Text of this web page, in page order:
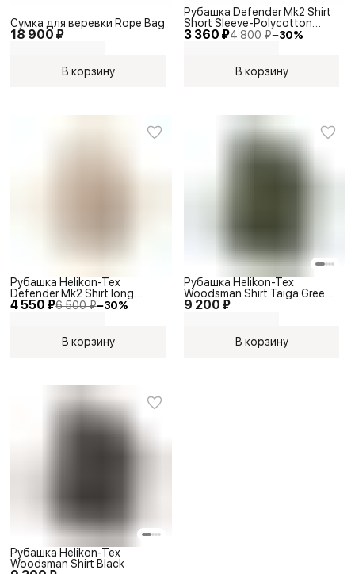
18 900 ₽
Сумка для веревки Rope Bag
В корзину
3 360 ₽4 800 ₽−30%
Рубашка Defender Mk2 Shirt
Short Sleeve-Polycotton
Ripstop
В корзину
4 550 ₽6 500 ₽−30%
Рубашка Helikon-Tex
Defender Mk2 Shirt long
sleeve - PolyCotton Ripstop
В корзину
9 200 ₽
Рубашка Helikon-Tex
Woodsman Shirt Taiga Green
Black A
В корзину
Рубашка Helikon-Tex
Woodsman Shirt Black